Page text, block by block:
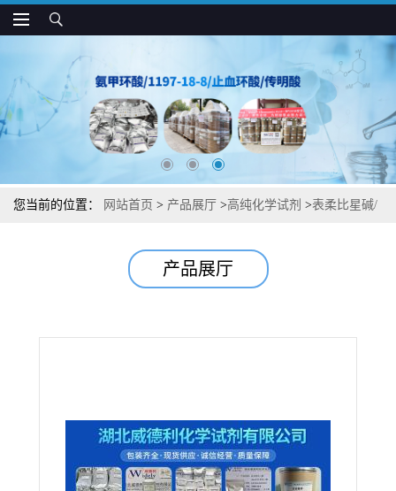
您当前的位置： 网站首页 > 产品展厅 >高纯化学试剂 >表柔比星碱/
产品展厅